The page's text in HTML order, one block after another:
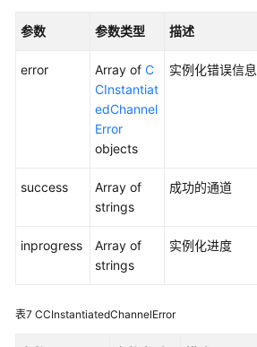
Demo
口
参数 参数类型 描述
error Array of C
CInstantiat
edChannel
Error
objects
实例化错误信息
success
Array of
strings
成功的通道
inprogress
Array of
strings
实例化进度
表7 CCInstantiatedChannelError